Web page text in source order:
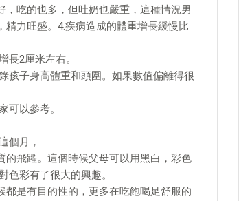
吃的也多，但吐奶也嚴重，這種情況男
力旺盛。4.疾病造成的體重增長緩慢比
長2厘米左右。
孩子身高體重和頭圍。如果數值偏離得很
可以參考。
個月，
的飛躍。這個時候父母可以用黑白，彩色
色彩有了很大的興趣。
是有目的性的，更多在吃飽喝足舒服的